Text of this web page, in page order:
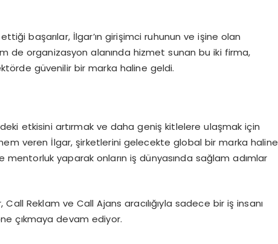
başarılar, İlgar’ın girişimci ruhunun ve işine olan
de organizasyon alanında hizmet sunan bu iki firma,
güvenilir bir marka haline geldi.
etkisini artırmak ve daha geniş kitlelere ulaşmak için
veren İlgar, şirketlerini gelecekte global bir marka haline
yaparak onların iş dünyasında sağlam adımlar
, Call Reklam ve Call Ajans aracılığıyla sadece bir iş insanı
çıkmaya devam ediyor.